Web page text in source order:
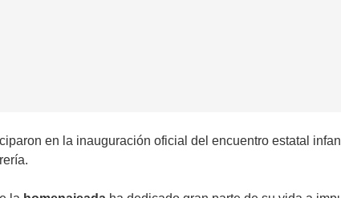
en la inauguración oficial del encuentro estatal